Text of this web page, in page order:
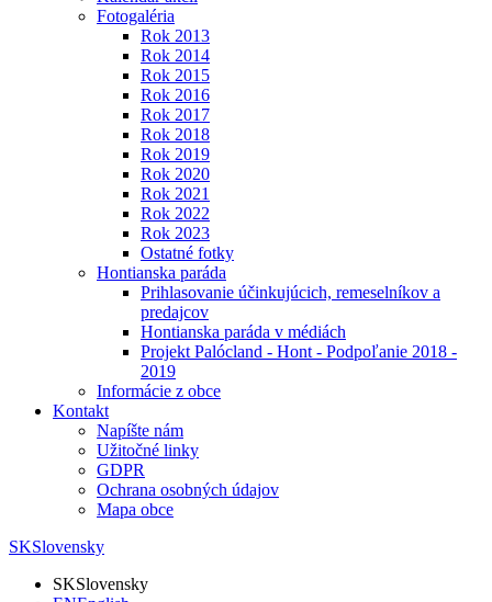
Fotogaléria
Rok 2013
Rok 2014
Rok 2015
Rok 2016
Rok 2017
Rok 2018
Rok 2019
Rok 2020
Rok 2021
Rok 2022
Rok 2023
Ostatné fotky
Hontianska paráda
Prihlasovanie účinkujúcich, remeselníkov a
predajcov
Hontianska paráda v médiách
Projekt Palócland - Hont - Podpoľanie 2018 -
2019
Informácie z obce
Kontakt
Napíšte nám
Užitočné linky
GDPR
Ochrana osobných údajov
Mapa obce
SKSlovensky
SKSlovensky